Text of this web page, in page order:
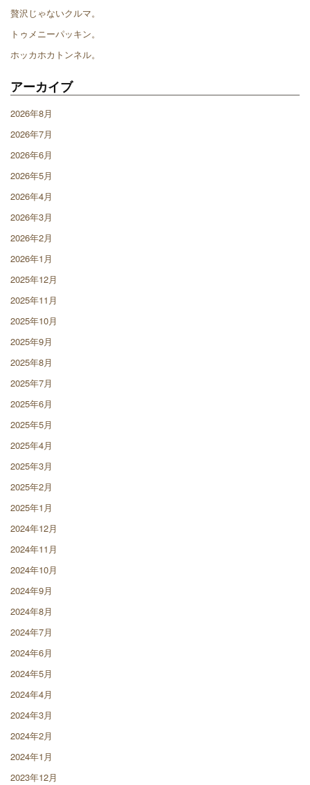
贅沢じゃないクルマ。
トゥメニーパッキン。
ホッカホカトンネル。
アーカイブ
2026年8月
2026年7月
2026年6月
2026年5月
2026年4月
2026年3月
2026年2月
2026年1月
2025年12月
2025年11月
2025年10月
2025年9月
2025年8月
2025年7月
2025年6月
2025年5月
2025年4月
2025年3月
2025年2月
2025年1月
2024年12月
2024年11月
2024年10月
2024年9月
2024年8月
2024年7月
2024年6月
2024年5月
2024年4月
2024年3月
2024年2月
2024年1月
2023年12月